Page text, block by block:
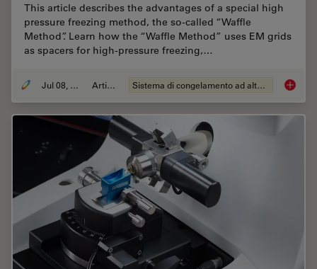
This article describes the advantages of a special high
pressure freezing method, the so-called “Waffle
Method”. Learn how the “Waffle Method” uses EM grids
as spacers for high-pressure freezing,…
Jul 08, 2025 Articolo Sistema di congelamento ad alta pressione The